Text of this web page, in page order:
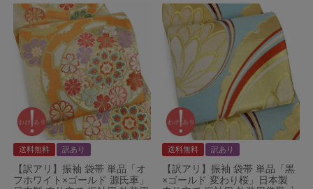
送料無料 訳あり
【訳アリ】振袖 袋帯 単品「オ
フホワイト×ゴールド 源氏車」
送料無料 訳あり
【訳アリ】振袖 袋帯 単品「黒
×ゴールド 変わり桜」日本製